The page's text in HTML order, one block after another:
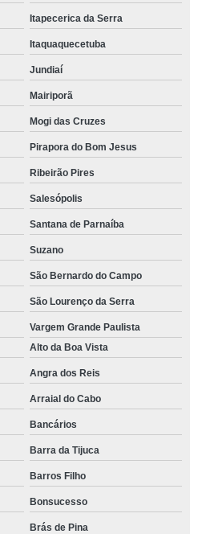
Itapecerica da Serra
Itaquaquecetuba
Jundiaí
Mairiporã
Mogi das Cruzes
Pirapora do Bom Jesus
Ribeirão Pires
Salesópolis
Santana de Parnaíba
Suzano
São Bernardo do Campo
São Lourenço da Serra
Vargem Grande Paulista
Alto da Boa Vista
Angra dos Reis
Arraial do Cabo
Bancários
Barra da Tijuca
Barros Filho
Bonsucesso
Brás de Pina